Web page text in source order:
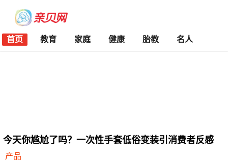
首页 教育 家庭 健康 胎教 名人
今天你尴尬了吗？一次性手套低俗变装引消费者反感
产品